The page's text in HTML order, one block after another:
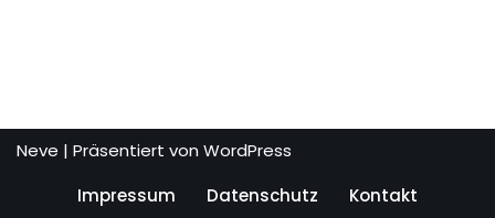
Neve | Präsentiert von WordPress
Impressum
Datenschutz Kontakt